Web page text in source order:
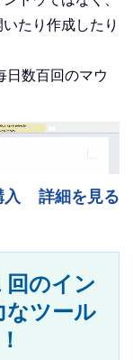
たり作成したり
日数百回のマウ
詳細を見る
のイン
なツール